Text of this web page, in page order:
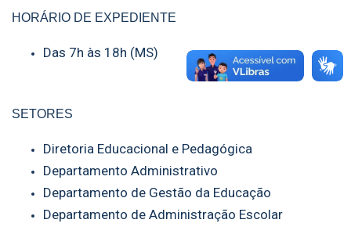
HORÁRIO DE EXPEDIENTE
Das 7h às 18h (MS)
SETORES
Diretoria Educacional e Pedagógica
Departamento Administrativo
Departamento de Gestão da Educação
Departamento de Administração Escolar